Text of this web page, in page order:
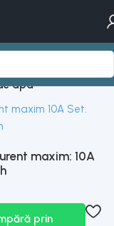
apa
maxim: 10A
prin